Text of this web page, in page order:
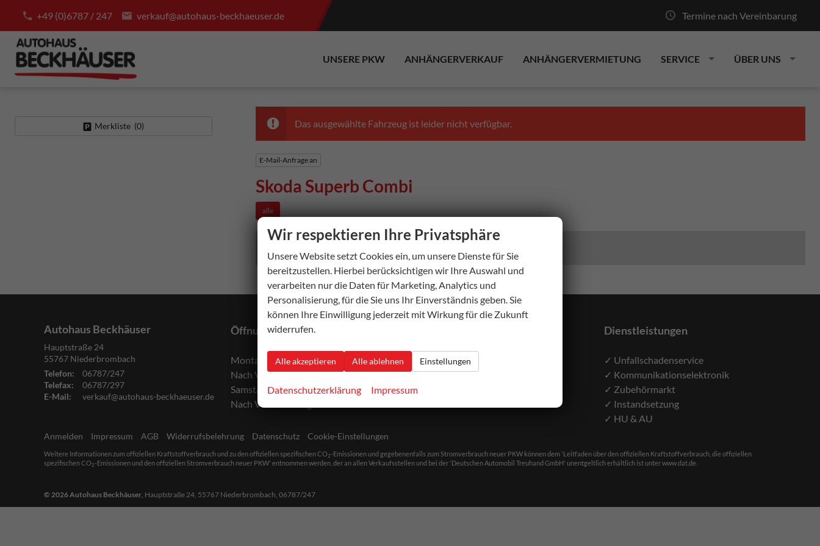
+49 (0)6787 / 247 verkauf@autohaus-beckhaeuser.de Termine nach Vereinbarung
UNSERE PKW ANHÄNGERVERKAUF ANHÄNGERVERMIETUNG SERVICE ÜBER UNS
Das ausgewählte Fahrzeug ist leider nicht verfügbar.
E-Mail-Anfrage an
Skoda Superb Combi
alle
Merkliste (0)
Autohaus Beckhäuser
Hauptstraße 24
55767 Niederbrombach
Telefon:
06787/247
Telefax:
06787/297
E-Mail:
verkauf@autohaus-beckhaeuser.de
Öffnungszeiten
Montag bis Freitag:
Nach Vereinbarung
Samstag:
Nach Vereinbarung
Dienstleistungen
✓ Unfallschadenservice
✓ Kommunikationselektronik
✓ Zubehörmarkt
✓ Instandsetzung
✓ HU & AU
Anmelden Impressum AGB Widerrufsbelehrung Datenschutz Cookie-Einstellungen
Weitere Informationen zum offiziellen Kraftstoffverbrauch und zu den offiziellen spezifischen CO2-Emissionen und gegebenenfalls zum Stromverbrauch neuer PKW können dem 'Leitfaden über den offiziellen Kraftstoffverbrauch, die offiziellen
spezifischen CO2-Emissionen und den offiziellen Stromverbrauch neuer PKW' entnommen werden, der an allen Verkaufsstellen und bei der 'Deutschen Automobil Treuhand GmbH' unentgeltlich erhältlich ist unter www.dat.de.
© 2026Autohaus Beckhäuser Hauptstraße 24 55767 Niederbrombach, 06787/247
Wir respektieren Ihre Privatsphäre
Unsere Website setzt Cookies ein, um unsere Dienste für Sie
bereitzustellen. Hierbei berücksichtigen wir Ihre Auswahl und
verarbeiten nur die Daten für Marketing, Analytics und
Personalisierung, für die Sie uns Ihr Einverständnis geben. Sie
können Ihre Einwilligung jederzeit mit Wirkung für die Zukunft
widerrufen.
Alle akzeptieren Alle ablehnen Einstellungen
Datenschutzerklärung Impressum